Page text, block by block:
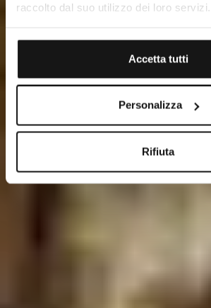
raccolto dal suo utilizzo dei loro servizi.
Accetta tutti
Personalizza
Rifiuta